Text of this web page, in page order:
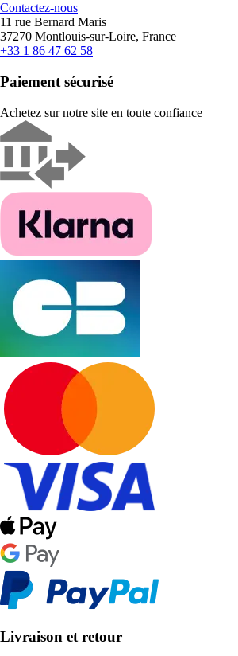
Contactez-nous
11 rue Bernard Maris
37270 Montlouis-sur-Loire, France
+33 1 86 47 62 58
Paiement sécurisé
Achetez sur notre site en toute confiance
Livraison et retour